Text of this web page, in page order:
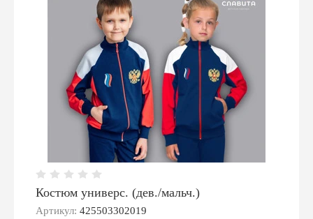
Костюм универс. (дев./мальч.)
Артикул: 425503302019